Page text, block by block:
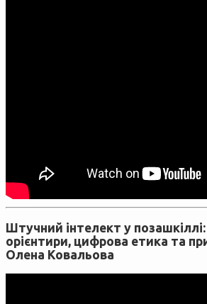
Штучний інтелект у
орієнтири, цифрова етика та
Олена Ковальова